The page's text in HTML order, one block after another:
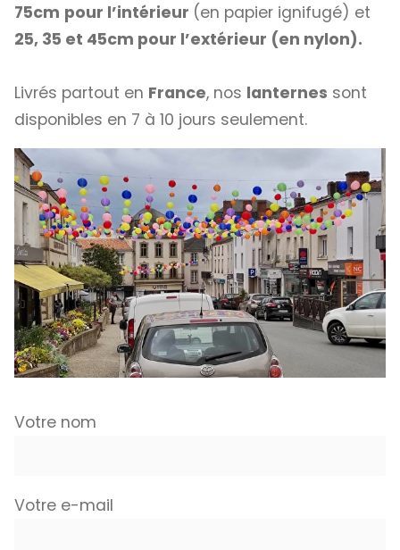
75cm pour l’intérieur (en papier ignifugé) et
25, 35 et 45cm pour l’extérieur (en nylon).
Livrés partout en France, nos lanternes sont
disponibles en 7 à 10 jours seulement.
Votre nom
Votre e-mail